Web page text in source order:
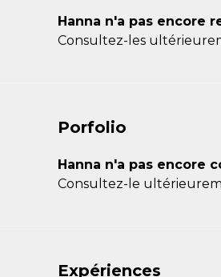
Hanna n'a pas encore
Consultez-les
Porfolio
Hanna n'a pas encore
Consultez-le
Expériences